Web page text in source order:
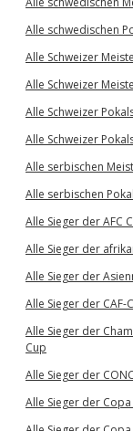
Alle schwedischen
Alle Schweizer
Alle Schweizer
Alle Schweizer
Alle Schweizer
Alle serbischen
Alle serbischen
Alle Sieger der AFC
Alle Sieger der
Alle Sieger der
Alle Sieger der
Alle Sieger der
Cup
Alle Sieger der
Alle Sieger der